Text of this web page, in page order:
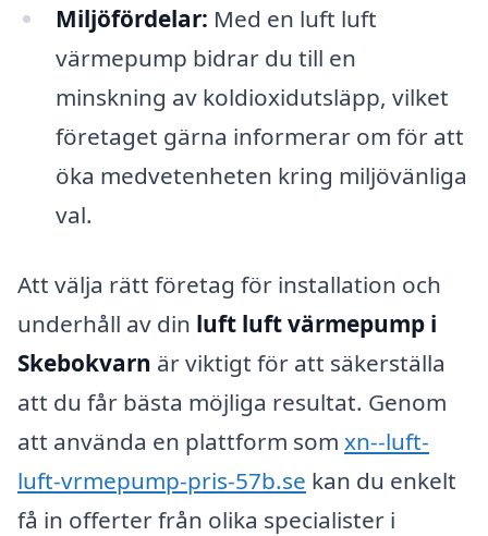
Miljöfördelar: Med en luft luft
värmepump bidrar du till en
minskning av koldioxidutsläpp, vilket
företaget gärna informerar om för att
öka medvetenheten kring miljövänliga
val.
Att välja rätt företag för installation och
underhåll av din luft luft värmepump i
Skebokvarn är viktigt för att säkerställa
att du får bästa möjliga resultat. Genom
att använda en plattform som xn--luft-
luft-vrmepump-pris-57b.se kan du enkelt
få in offerter från olika specialister i